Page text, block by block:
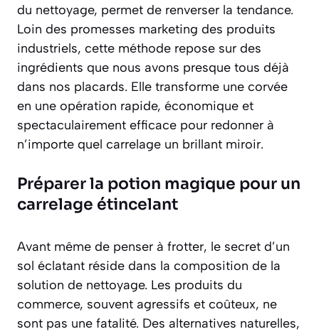
du nettoyage, permet de renverser la tendance.
Loin des promesses marketing des produits
industriels, cette méthode repose sur des
ingrédients que nous avons presque tous déjà
dans nos placards. Elle transforme une corvée
en une opération rapide, économique et
spectaculairement efficace pour redonner à
n’importe quel carrelage un brillant miroir.
Préparer la potion magique pour un
carrelage étincelant
Avant même de penser à frotter, le secret d’un
sol éclatant réside dans la composition de la
solution de nettoyage. Les produits du
commerce, souvent agressifs et coûteux, ne
sont pas une fatalité. Des alternatives naturelles,